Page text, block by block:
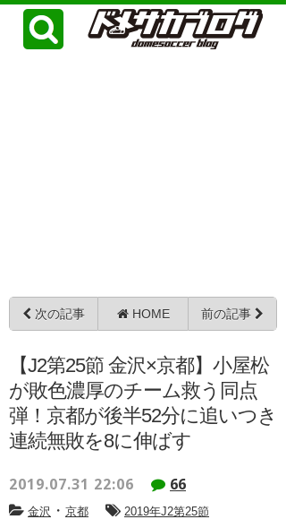
次の記事 HOME 前の記事
【J2第25節 金沢×京都】小屋松
が敗色濃厚のチーム救う同点
弾！京都が後半52分に追いつき
連続無敗を8に伸ばす
2019.07.31 22:06 66
金沢 ・ 京都 2019年J2第25節